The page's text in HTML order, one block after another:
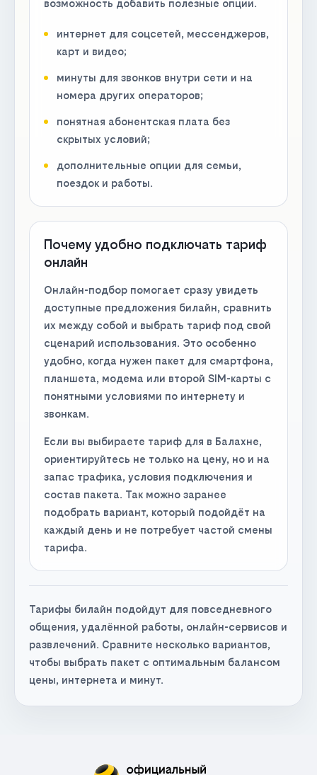
возможность добавить полезные опции.
интернет для соцсетей, мессенджеров,
карт и видео;
минуты для звонков внутри сети и на
номера других операторов;
понятная абонентская плата без
скрытых условий;
дополнительные опции для семьи,
поездок и работы.
Почему удобно подключать тариф
онлайн
Онлайн-подбор помогает сразу увидеть
доступные предложения билайн, сравнить
их между собой и выбрать тариф под свой
сценарий использования. Это особенно
удобно, когда нужен пакет для смартфона,
планшета, модема или второй SIM-карты с
понятными условиями по интернету и
звонкам.
Если вы выбираете тариф для в Балахне,
ориентируйтесь не только на цену, но и на
запас трафика, условия подключения и
состав пакета. Так можно заранее
подобрать вариант, который подойдёт на
каждый день и не потребует частой смены
тарифа.
Тарифы билайн подойдут для повседневного
общения, удалённой работы, онлайн-сервисов и
развлечений. Сравните несколько вариантов,
чтобы выбрать пакет с оптимальным балансом
цены, интернета и минут.